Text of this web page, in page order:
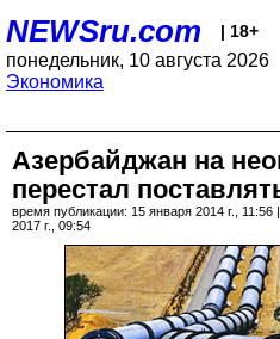
NEWSru.com | 18+
понедельник, 10 августа 2026
Экономика
Азербайджан на
перестал
время публикации: 15 января 2014 г.,
2017 г., 09:54